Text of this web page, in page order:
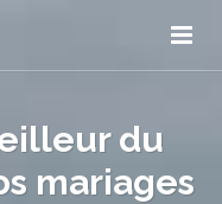
du
mariages